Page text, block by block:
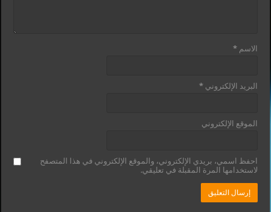
الاسم*
البريد الإلكتروني*
الموقع الإلكتروني
احفظ اسمي، بريدي الإلكتروني، والموقع الإلكتروني في هذا المتصفح
لاستخدامها المرة المقبلة في تعليقي.